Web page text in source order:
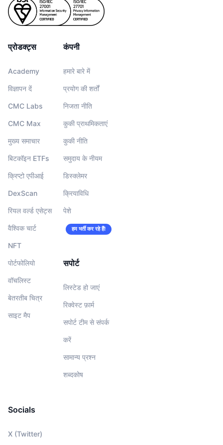
प्रोडक्ट्स
Academy
विज्ञापन दें
CMC Labs
CMC Max
मुख्य समाचार
बिटकॉइन ETFs
क्रिप्टो एपीआई
DexScan
रियल वर्ल्ड एसेट्स
वैश्विक चार्ट
NFT
पोर्टफोलियो
वॉचलिस्‍ट
बेतरतीब चित्र
साइट मैप
कंपनी
हमारे बारे में
प्रयोग की शर्तों
निजता नीति
कुकी प्राथमिकताएं
कुकी नीति
समुदाय के नीयम
डिस्क्लेमर
क्रियाविधि
पेशे
हम भर्ती कर रहे हैं!
सपोर्ट
लिस्टेड हो जाएं
रिक्वेस्ट फ़ार्म
सपोर्ट टीम से संपर्क
करें
सामान्य प्रश्न
शब्दकोष
Socials
X (Twitter)